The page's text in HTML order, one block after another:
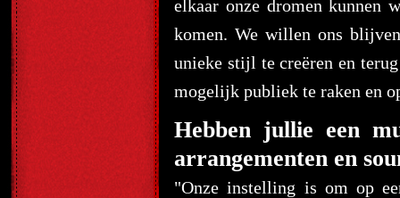
elkaar onze dromen kunnen
komen. We willen ons
unieke stijl te creëren en
mogelijk publiek te raken en
Hebben jullie een
arrangementen en
"Onze instelling is om op